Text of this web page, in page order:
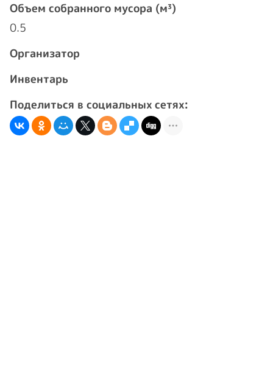
Объем собранного мусора (м³)
0.5
Организатор
Инвентарь
Поделиться в социальных сетях: